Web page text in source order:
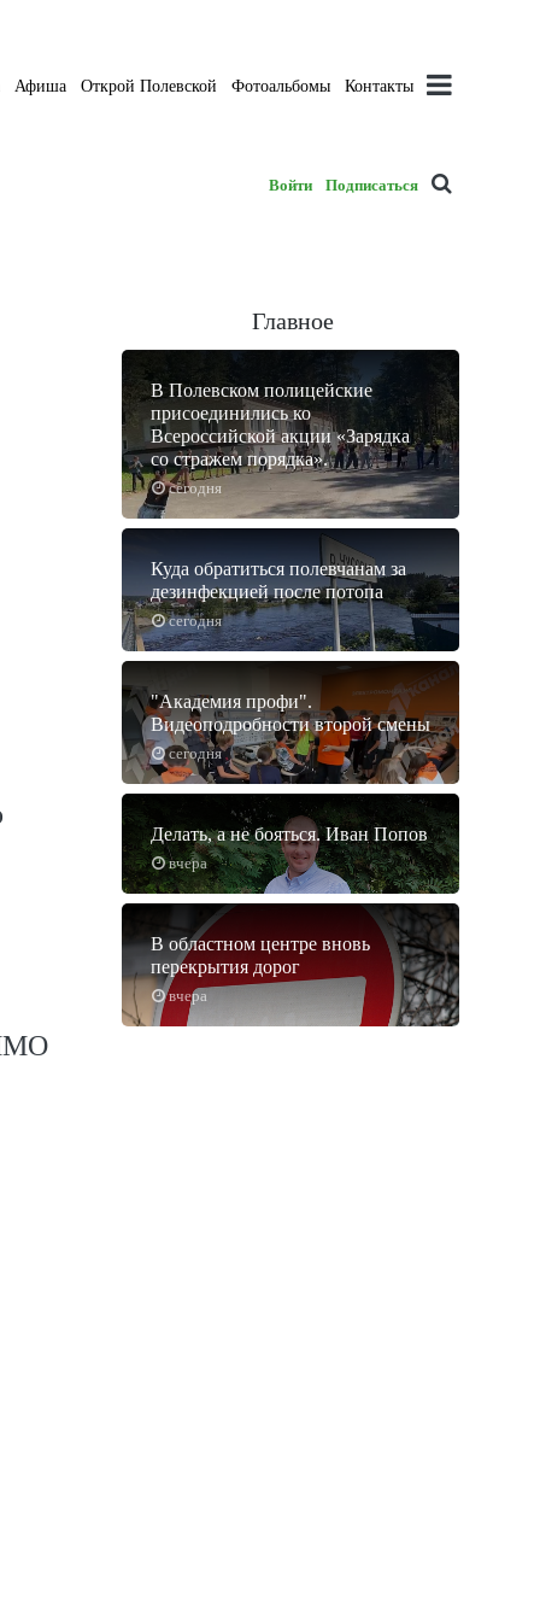
Афиша Открой Полевской Фотоальбомы Контакты
Войти Подписаться
Главное
сегодня
В Полевском полицейские
присоединились ко
Всероссийской акции «Зарядка
со стражем порядка».
сегодня
Куда обратиться полевчанам за
дезинфекцией после потопа
сегодня
"Академия профи".
Видеоподробности второй смены
вчера
Делать, а не бояться. Иван Попов
вчера
В областном центре вновь
перекрытия дорог